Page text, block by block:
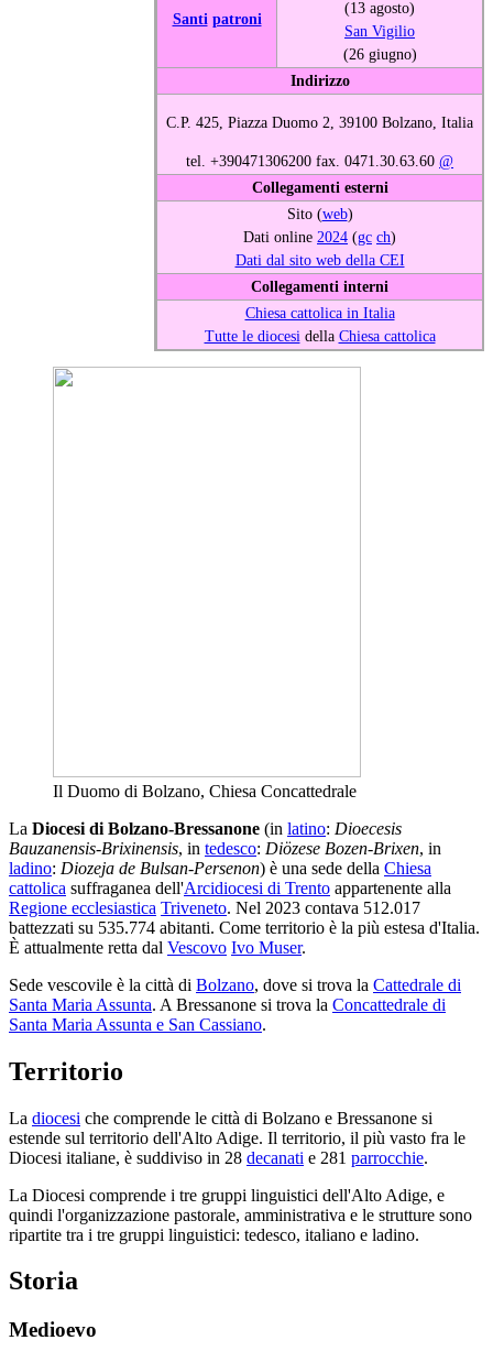
Santi patroni
(13 agosto)
San Vigilio
(26 giugno)
Indirizzo
C.P. 425, Piazza Duomo 2, 39100 Bolzano, Italia
tel. +390471306200 fax. 0471.30.63.60 @
Collegamenti esterni
Sito (web)
Dati online 2024 (gc ch)
Dati dal sito web della CEI
Collegamenti interni
Chiesa cattolica in Italia
Tutte le diocesi della Chiesa cattolica
Il Duomo di Bolzano, Chiesa Concattedrale
La Diocesi di Bolzano-Bressanone (in latino: Dioecesis
Bauzanensis-Brixinensis, in tedesco: Diözese Bozen-Brixen, in
ladino: Diozeja de Bulsan-Persenon) è una sede della Chiesa
cattolica suffraganea dell'Arcidiocesi di Trento appartenente alla
Regione ecclesiastica Triveneto. Nel 2023 contava 512.017
battezzati su 535.774 abitanti. Come territorio è la più estesa d'Italia.
È attualmente retta dal Vescovo Ivo Muser.
Sede vescovile è la città di Bolzano, dove si trova la Cattedrale di
Santa Maria Assunta. A Bressanone si trova la Concattedrale di
Santa Maria Assunta e San Cassiano.
Territorio
La diocesi che comprende le città di Bolzano e Bressanone si
estende sul territorio dell'Alto Adige. Il territorio, il più vasto fra le
Diocesi italiane, è suddiviso in 28 decanati e 281 parrocchie.
La Diocesi comprende i tre gruppi linguistici dell'Alto Adige, e
quindi l'organizzazione pastorale, amministrativa e le strutture sono
ripartite tra i tre gruppi linguistici: tedesco, italiano e ladino.
Storia
Medioevo